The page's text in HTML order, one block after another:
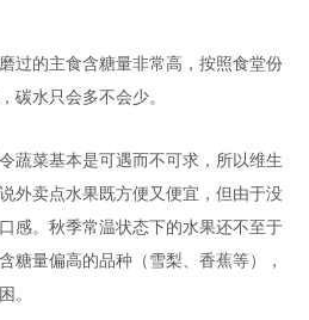
过的主食含糖量非常高，按照食堂份
碳水只会多不会少。
蔬菜基本是可遇而不可求，所以维生
外卖点水果既方便又便宜，但由于没
感。秋季常温状态下的水果还不至于
糖量偏高的品种（雪梨、香蕉等），
。